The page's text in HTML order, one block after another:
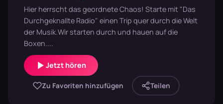
Hier herrscht das geordnete Chaos! Starte mit "Das
Durchgeknallte Radio" einen Trip quer durch die Welt
der Musik.Wir starten durch und hauen auf die
Boxen....
Jetzt hören
Zu Favoriten hinzufügen Teilen